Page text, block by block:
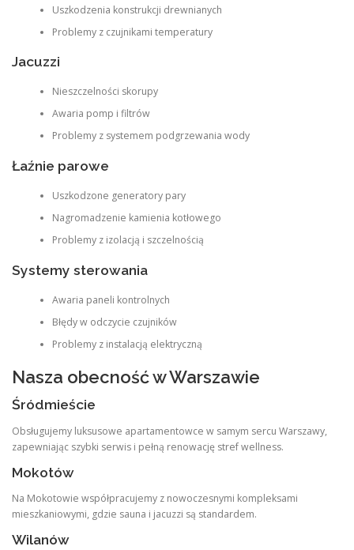
Uszkodzenia konstrukcji drewnianych
Problemy z czujnikami temperatury
Jacuzzi
Nieszczelności skorupy
Awaria pomp i filtrów
Problemy z systemem podgrzewania wody
Łaźnie parowe
Uszkodzone generatory pary
Nagromadzenie kamienia kotłowego
Problemy z izolacją i szczelnością
Systemy sterowania
Awaria paneli kontrolnych
Błędy w odczycie czujników
Problemy z instalacją elektryczną
Nasza obecność w Warszawie
Śródmieście
Obsługujemy luksusowe apartamentowce w samym sercu Warszawy,
zapewniając szybki serwis i pełną renowację stref wellness.
Mokotów
Na Mokotowie współpracujemy z nowoczesnymi kompleksami
mieszkaniowymi, gdzie sauna i jacuzzi są standardem.
Wilanów